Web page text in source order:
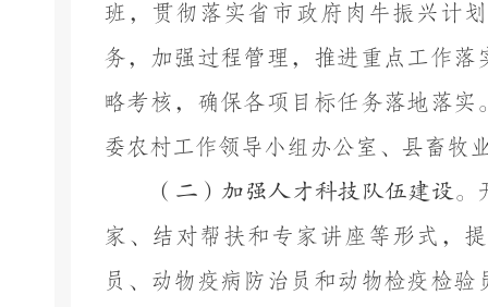
班， 贯彻落实省 市 政府肉牛振兴计
务， 加强过程管理， 推进重点工作落
略考核 ，确保各项目标任务落地落实
委农村工作领导小组办公室、 县畜牧
（二）加强人才科技队伍建设。
家、结对帮扶和专家讲座等形式，
员、动物疫病防治员和动物检疫检